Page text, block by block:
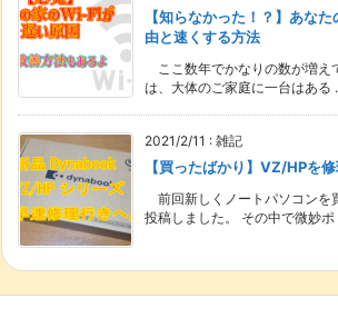
【知らなかった！？】あな
由と速くする方法
ここ数年でかなりの数が増え
は、大体のご家庭に一台はある
2021/2/11 : 雑記
【買ったばかり】VZ/HPを
前回新しくノートパソコンを
投稿しました。 その中で微妙ポ